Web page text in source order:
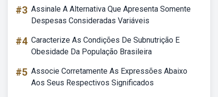
#3 Assinale A Alternativa Que Apresenta Somente
Despesas Consideradas Variáveis
#4 Caracterize As Condições De Subnutrição E
Obesidade Da População Brasileira
#5 Associe Corretamente As Expressões Abaixo
Aos Seus Respectivos Significados